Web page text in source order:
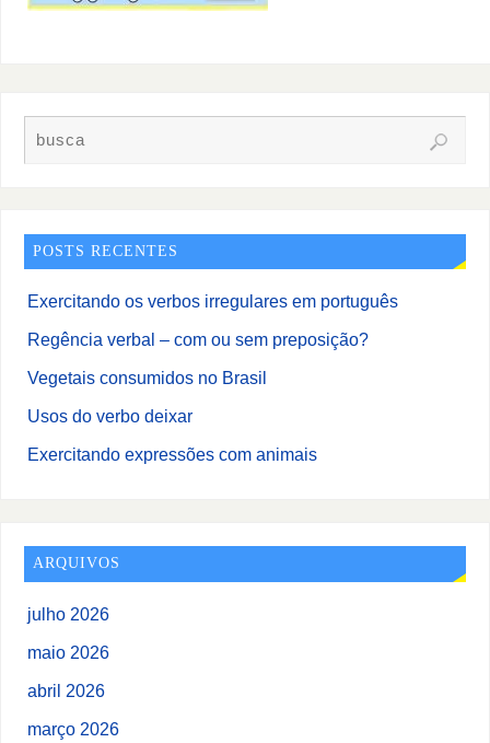
POSTS RECENTES
Exercitando os verbos irregulares em português
Regência verbal – com ou sem preposição?
Vegetais consumidos no Brasil
Usos do verbo deixar
Exercitando expressões com animais
ARQUIVOS
julho 2026
maio 2026
abril 2026
março 2026